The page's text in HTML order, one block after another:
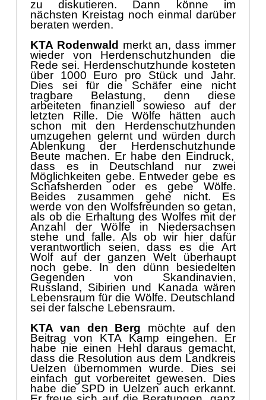
KTA Rodenwaldmerkt an, dass immer
wieder von Herdenschutzhunden die
über 1000 Euro pro Stück und Jahr.
Diessei fü r die Schäfer eine nicht
tragbare Belastung, denn diese
arbeiteten finanziell sowieso auf der
letzten Rille. Die Wölfe hätten auch
schon mit den Herdenschutzhunden
umzugehen gelernt und würdendurch
Ablenkung der Herdenschutzhunde
Beute machen. Er habe den Eindruck,
dass es in Deutschland nur zwei
Möglichkeiten gebe. Entwedergebees
Schafsherden oder es gebe Wölfe.
Beides zusammen gehe nicht.Es
werde von den Wolfsfreunden so getan,
als ob die Erhaltung des Wolfes mit der
Anzahl der Wölfe in Niedersac
hsen
stehe und falle.Alsob wir hier dafür
verantwortlich seien, dass es die Art
Wolfauf der ganzen Welt überhaupt
noch gebe . In den dünn besiedelten
Gegendenvon Skandinavien,
Russland, Sibirien undKanadawären
Lebensraum für die Wölfe. Deutschland
sei der falsche Lebensraum.
KTA van den Bergmö chte auf den
Beitrag von KTA Kamp eingehen. Er
dass die Resolution ausdem Landkreis
Uelzen übernommen wurde. Diessei
einfach gut vorbereitet gewesen. Dies
habe die SPD in Uelzen auch erkannt.
Er freue sich auf die Beratungen, ganz
besonders auf dieExpertise
im
Umweltausschuss. Seine Fraktion
werde der Überweisung in den